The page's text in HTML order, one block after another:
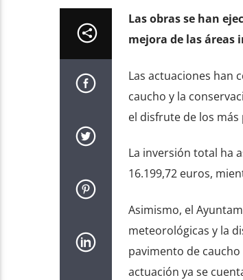
Las obras se han
mejora de las áreas
Las actuaciones han
caucho y la
el disfrute de los más
La inversión total ha
16.199,72 euros,
Asimismo, el
meteorológicas y la
pavimento de
actuación ya se